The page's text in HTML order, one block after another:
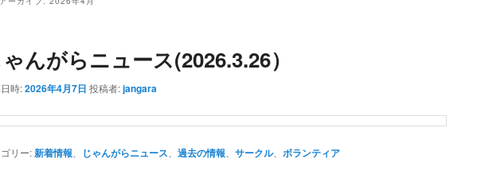
ゃんがらニュース(2026.3.26）
時:2026年4月7日 投稿者:jangara
リー:新着情報 じゃんがらニュース 過去の情報 サークル、 ボランティア